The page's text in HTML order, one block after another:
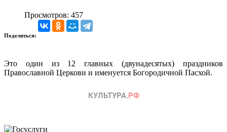
Просмотров: 457
Поделиться:
Это один из 12 главных (двунадесятых) праздников
Православной Церкови и именуется Богородичной Пасхой.